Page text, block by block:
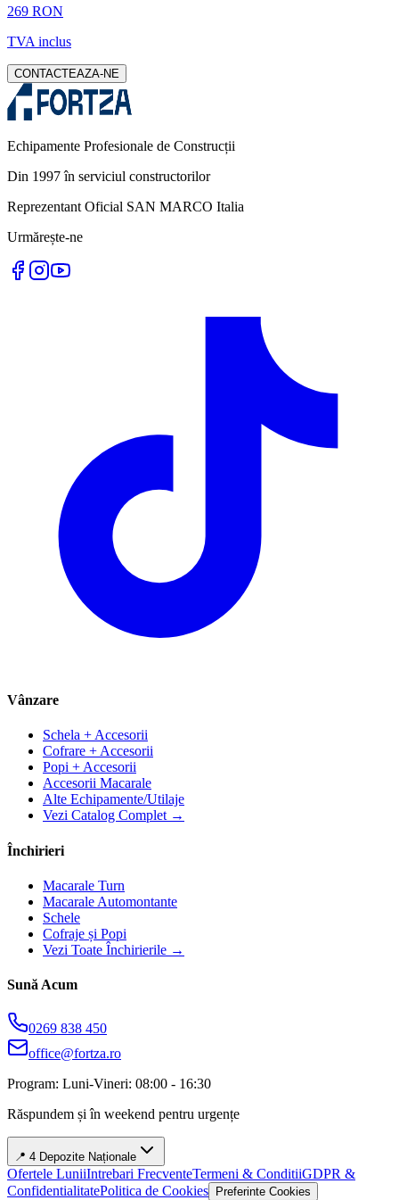
269 RON
TVA inclus
CONTACTEAZA-NE
Echipamente Profesionale de Construcții
Din 1997 în serviciul constructorilor
Reprezentant Oficial SAN MARCO Italia
Urmărește-ne
Vânzare
Schela + Accesorii
Cofrare + Accesorii
Popi + Accesorii
Accesorii Macarale
Alte Echipamente/Utilaje
Vezi Catalog Complet →
Închirieri
Macarale Turn
Macarale Automontante
Schele
Cofraje și Popi
Vezi Toate Închirierile →
Sună Acum
0269 838 450
office@fortza.ro
Program: Luni-Vineri: 08:00 - 16:30
Răspundem și în weekend pentru urgențe
📍 4 Depozite Naționale
Ofertele LuniiIntrebari FrecventeTermeni & ConditiiGDPR &
ConfidentialitatePolitica de Cookies Preferinte Cookies